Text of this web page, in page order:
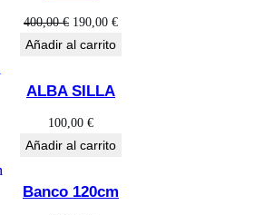
400,00€ El
precio
era:
190,00 €El
Añadir al carrito
ALBA SILLA
100,00 €
Añadir al carrito
Banco 120cm